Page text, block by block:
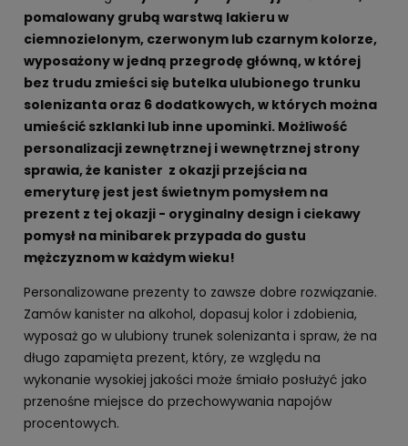
pomalowany grubą warstwą lakieru w
ciemnozielonym, czerwonym lub czarnym kolorze,
wyposażony w jedną przegrodę główną, w której
bez trudu zmieści się butelka ulubionego trunku
solenizanta oraz 6 dodatkowych, w których można
umieścić szklanki lub inne upominki. Możliwość
personalizacji zewnętrznej i wewnętrznej strony
sprawia, że kanister z okazji przejścia na
emeryturę jest jest świetnym pomysłem na
prezent z tej okazji - oryginalny design i ciekawy
pomysł na minibarek przypada do gustu
mężczyznom w każdym wieku!
Personalizowane prezenty to zawsze dobre rozwiązanie.
Zamów kanister na alkohol, dopasuj kolor i zdobienia,
wyposaż go w ulubiony trunek solenizanta i spraw, że na
długo zapamięta prezent, który, ze względu na
wykonanie wysokiej jakości może śmiało posłużyć jako
przenośne miejsce do przechowywania napojów
procentowych.